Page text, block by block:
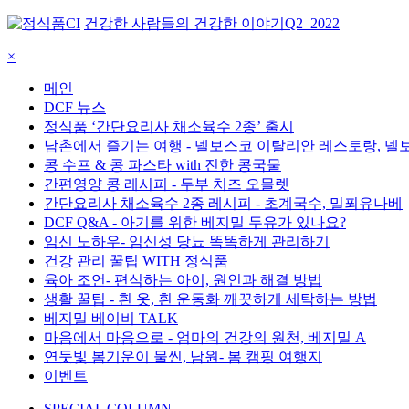
건강한 사람들의 건강한 이야기 Q2_2022
×
메인
DCF 뉴스
정식품 ‘간단요리사 채소육수 2종’ 출시
남촌에서 즐기는 여행 - 넬보스코 이탈리안 레스토랑, 넬
콩 수프 & 콩 파스타 with 진한 콩국물
간편영양 콩 레시피 - 두부 치즈 오믈렛
간단요리사 채소육수 2종 레시피 - 초계국수, 밀푀유나베
DCF Q&A - 아기를 위한 베지밀 두유가 있나요?
임신 노하우- 임신성 당뇨 똑똑하게 관리하기
건강 관리 꿀팁 WITH 정식품
육아 조언- 편식하는 아이, 원인과 해결 방법
생활 꿀팁 - 흰 옷, 흰 운동화 깨끗하게 세탁하는 방법
베지밀 베이비 TALK
마음에서 마음으로 - 엄마의 건강의 원천, 베지밀 A
연둣빛 봄기운이 물씬, 남원- 봄 캠핑 여행지
이벤트